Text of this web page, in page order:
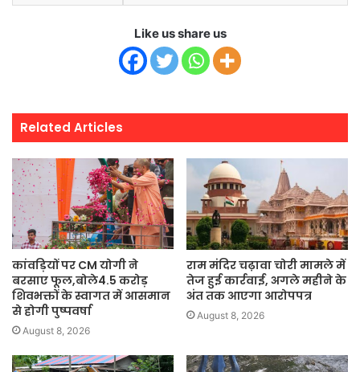
Like us share us
Related Articles
कांवड़ियों पर CM योगी ने
बरसाए फूल,बोले4.5 करोड़
शिवभक्तों के स्वागत में आसमान
से होगी पुष्पवर्षा
August 8, 2026
राम मंदिर चढ़ावा चोरी मामले में
तेज हुई कार्रवाई, अगले महीने के
अंत तक आएगा आरोपपत्र
August 8, 2026